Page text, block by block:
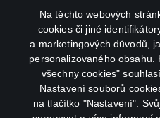
Na těchto webových
cookies či jiné
a marketingových důvodů,
personalizovaného
všechny cookies"
Nastavení souborů
na tlačítko "Nastavení".
facebook